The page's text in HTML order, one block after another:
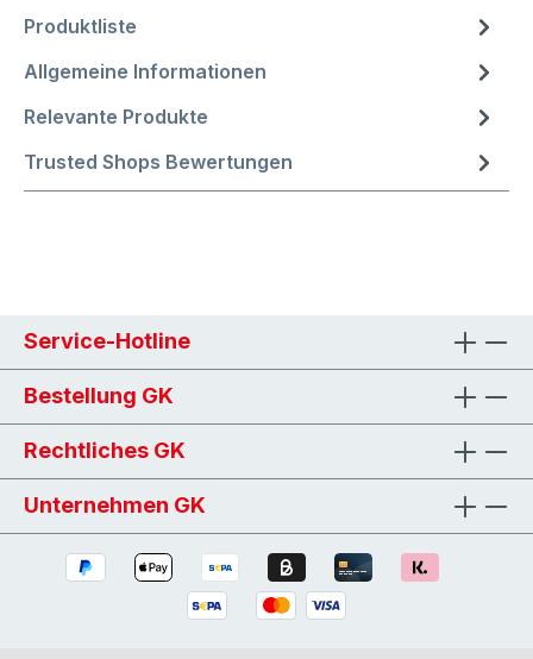
Produktliste
Allgemeine Informationen
Relevante Produkte
Trusted Shops Bewertungen
Service-Hotline
Bestellung GK
Rechtliches GK
Unternehmen GK